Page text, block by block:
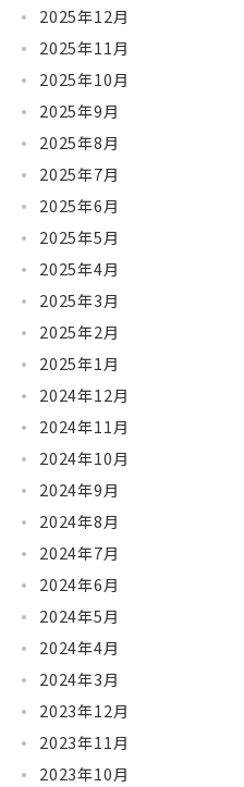
2025年12月
2025年11月
2025年10月
2025年9月
2025年8月
2025年7月
2025年6月
2025年5月
2025年4月
2025年3月
2025年2月
2025年1月
2024年12月
2024年11月
2024年10月
2024年9月
2024年8月
2024年7月
2024年6月
2024年5月
2024年4月
2024年3月
2023年12月
2023年11月
2023年10月